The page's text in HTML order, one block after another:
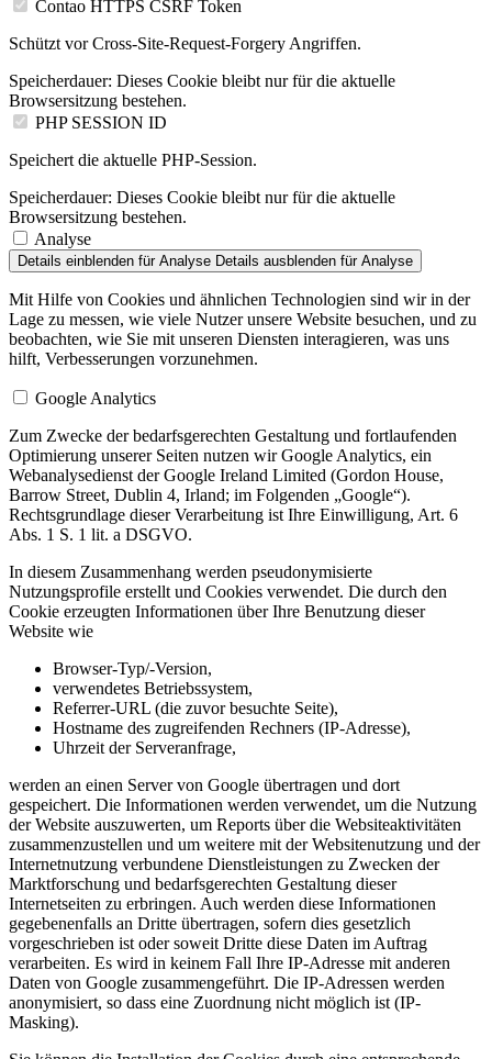
Contao HTTPS CSRF Token
Schützt vor Cross-Site-Request-Forgery Angriffen.
Speicherdauer: Dieses Cookie bleibt nur für die aktuelle
Browsersitzung bestehen.
PHP SESSION ID
Speichert die aktuelle PHP-Session.
Speicherdauer: Dieses Cookie bleibt nur für die aktuelle
Browsersitzung bestehen.
Analyse
Details einblenden für Analyse Details ausblenden für Analyse
Mit Hilfe von Cookies und ähnlichen Technologien sind wir in der
Lage zu messen, wie viele Nutzer unsere Website besuchen, und zu
beobachten, wie Sie mit unseren Diensten interagieren, was uns
hilft, Verbesserungen vorzunehmen.
Google Analytics
Zum Zwecke der bedarfsgerechten Gestaltung und fortlaufenden
Optimierung unserer Seiten nutzen wir Google Analytics, ein
Webanalysedienst der Google Ireland Limited (Gordon House,
Barrow Street, Dublin 4, Irland; im Folgenden „Google“).
Rechtsgrundlage dieser Verarbeitung ist Ihre Einwilligung, Art. 6
Abs. 1 S. 1 lit. a DSGVO.
In diesem Zusammenhang werden pseudonymisierte
Nutzungsprofile erstellt und Cookies verwendet. Die durch den
Cookie erzeugten Informationen über Ihre Benutzung dieser
Website wie
Browser-Typ/-Version,
verwendetes Betriebssystem,
Referrer-URL (die zuvor besuchte Seite),
Hostname des zugreifenden Rechners (IP-Adresse),
Uhrzeit der Serveranfrage,
werden an einen Server von Google übertragen und dort
gespeichert. Die Informationen werden verwendet, um die Nutzung
der Website auszuwerten, um Reports über die Websiteaktivitäten
zusammenzustellen und um weitere mit der Websitenutzung und der
Internetnutzung verbundene Dienstleistungen zu Zwecken der
Marktforschung und bedarfsgerechten Gestaltung dieser
Internetseiten zu erbringen. Auch werden diese Informationen
gegebenenfalls an Dritte übertragen, sofern dies gesetzlich
vorgeschrieben ist oder soweit Dritte diese Daten im Auftrag
verarbeiten. Es wird in keinem Fall Ihre IP-Adresse mit anderen
Daten von Google zusammengeführt. Die IP-Adressen werden
anonymisiert, so dass eine Zuordnung nicht möglich ist (IP-
Masking).